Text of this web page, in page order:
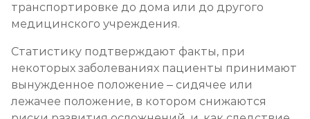
транспортировке до дома или до другого
медицинского учреждения.
Статистику подтверждают факты, при
некоторых заболеваниях пациенты принимают
вынужденное положение – сидячее или
лежачее положение, в котором снижаются